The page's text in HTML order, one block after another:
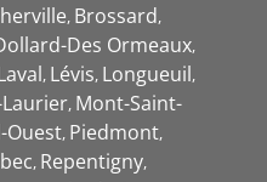
Brossard
Des Ormeaux
Lévis Longueuil
Mont-Saint-
Ouest Piedmont
Repentigny